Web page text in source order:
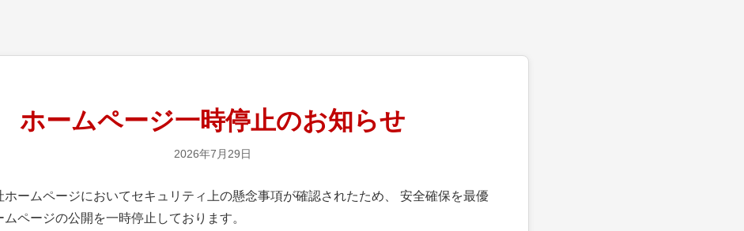
ホームページ一時停止のお知らせ
2026年7月29日
ームページにおいてセキュリティ上の懸念事項が確認されたため、 安全確保を最優
ページの公開を一時停止しております。